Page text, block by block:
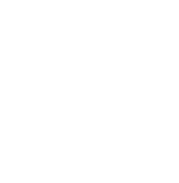
Gauju